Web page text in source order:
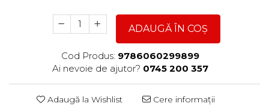
ADAUGĂ ÎN COȘ
Cod Produs: 9786060299899
Ai nevoie de ajutor? 0745 200 357
Adaugă la Wishlist Cere informații